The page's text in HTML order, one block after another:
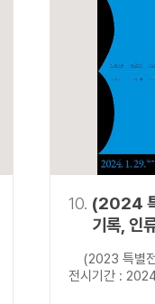
10. (2024
기록, 인
(2023 특별
전시기간 :